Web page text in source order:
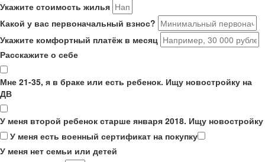
Укажите стоимость жилья
Какой у вас первоначальный взнос?
Укажите комфортный платёж в месяц
Расскажите о себе
Мне 21-35, я в браке или есть ребенок. Ищу новостройку на
ДВ
У меня второй ребенок старше января 2018. Ищу новостройку
У меня есть военный сертификат на покупку
У меня нет семьи или детей